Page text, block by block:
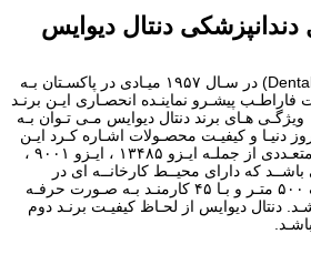
دندانپزشکی دنتال دیوایس
برنـد دنتال دیوایس (ِDentalDevice) در سـال ۱۹۵۷ میـادی در پاکسـتان بـه
پیشـرو نماینـده انحصـاری ایـن برنـد
هـای برند دنتال دیوایس مـی تـوان بـه
دنیـا و کیفیـت محصـولات اشـاره کـرد ایـن
برنـد دارای گواهینامـه هـای متعـددی از جملـه ایـزو ۱۳۴۸۵ ، ایـزو ۹۰۰۱ ،
که دارای محیــط کارخانــه ای در
ســوله بــه متــراژ هــر یــک ۵۰۰ متـر و بـا ۴۵ کارمنـد بـه صـورت حرفـه
دنتال دیوایس از لحـاظ کیفیـت برنـد دوم